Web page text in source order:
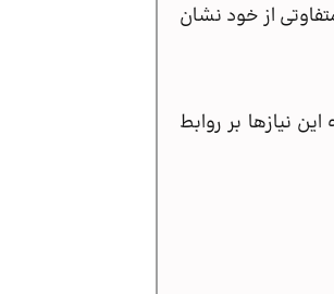
از خود نشان
نیازها بر روابط